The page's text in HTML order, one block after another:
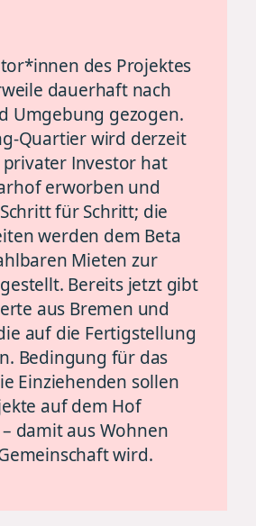
des Projektes
dauerhaft nach
Umgebung gezogen.
Quartier wird derzeit
privater Investor hat
erworben und
für Schritt; die
werden dem Beta
Mieten zur
Bereits jetzt gibt
aus Bremen und
auf die Fertigstellung
Bedingung für das
Einziehenden sollen
auf dem Hof
damit aus Wohnen
wird.